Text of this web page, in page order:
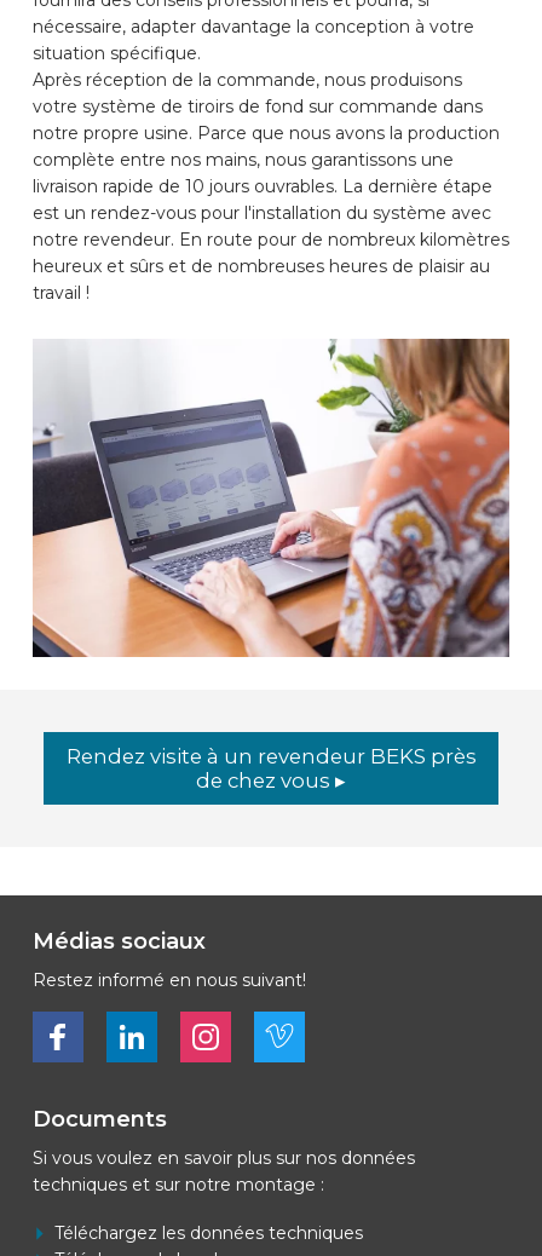
nécessaire, adapter davantage la conception à votre
situation spécifique.
Après réception de la commande, nous produisons
votre système de tiroirs de fond sur commande dans
notre propre usine. Parce que nous avons la production
complète entre nos mains, nous garantissons une
livraison rapide de 10 jours ouvrables. La dernière étape
est un rendez-vous pour l'installation du système avec
notre revendeur. En route pour de nombreux kilomètres
heureux et sûrs et de nombreuses heures de plaisir au
travail !
Rendez visite à un revendeur BEKS près
de chez vous ▸
Médias sociaux
Restez informé en nous suivant!
Bekijk ons op FacebookBekijk ons op LinkedInBekijk ons op LinkedInBekijk ons op Vimeo
Documents
Si vous voulez en savoir plus sur nos données
techniques et sur notre montage :
Téléchargez les données techniques